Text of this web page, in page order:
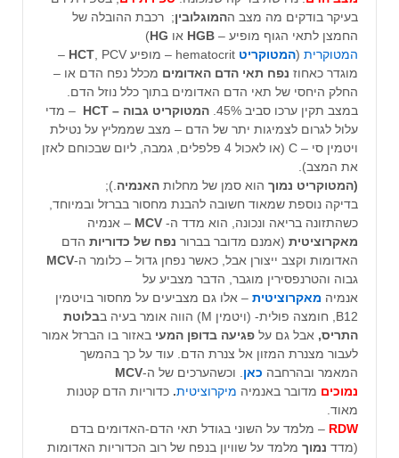
בעיקר בודקים מה מצב ההמוגלובין; רכבת ההובלה של
החמצן לתאי הגוף מופיע – HGB או HG
)
המטוקרית (המטוקריט HCT
, PCV‏ –
מוגדר כאחוז נפח תאי הדם האדומים מכלל נפח הדם או –
החלק היחסי של תאי הדם האדומים בתוך כלל נוזל הדם.
במצב תקין ערכו סביב 45%.
המטוקריט גבוה – HCT
– מדי
עלול לגרום לצמיגות יתר של הדם – מצב שממליץ על נטילת
ויטמין סי – C (או לאכול 4 פלפלים, גמבה, ליום שבכוחם לאזן
את המצב).
(המטוקריט נמוך הוא סמן של מחלות האנמיה.);
בדיקה נוספת שמאוד חשובה להבנת מחסור בברזל ובמיוחד,
כשהתזונה בריאה ונכונה, הוא מדד ה- MCV – אנמיה
מאקרוציטית (אמנם מדובר בברור נפח של כדוריות הדם
האדומות וקצב ייצורן אבל, כאשר נפחן גדול – כלומר ה-MCV
גבוה והטרנפסירין מוגבר, הדבר מצביע על
אנמיה מאקרוציטית – אלו גם מצביעים על מחסור בויטמין
B12, חומצה פולית- (ויטמין M) הווה אומר בעיה ב
בלוטת
התריס, אבל גם על פגיעה בדופן המעי באזור בו הברזל אמור
לעבור מצנרת המזון אל צנרת הדם. עוד על כך בהמשך
המאמר ובהרחבה כאן. וכשהערכים של ה-MCV
נמוכים מדובר באנמיה מיקרוציטית. כדוריות הדם קטנות
מאוד.
RDW – מלמד על השוני בגודל תאי הדם-האדומים בדם
(מדד נמוך מלמד על שוויון בנפח של רוב הכדוריות האדומות